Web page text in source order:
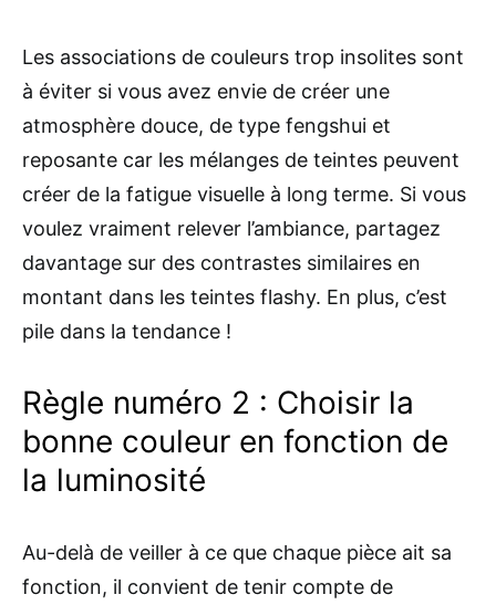
Les associations de couleurs trop insolites sont
à éviter si vous avez envie de créer une
atmosphère douce, de type fengshui et
reposante car les mélanges de teintes peuvent
créer de la fatigue visuelle à long terme. Si vous
voulez vraiment relever l’ambiance, partagez
davantage sur des contrastes similaires en
montant dans les teintes flashy. En plus, c’est
pile dans la tendance !
Règle numéro 2 : Choisir la
bonne couleur en fonction de
la luminosité
Au-delà de veiller à ce que chaque pièce ait sa
fonction, il convient de tenir compte de